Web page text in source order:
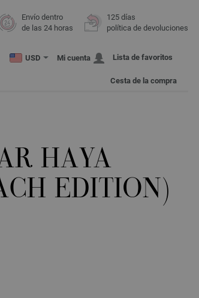
Envío dentro
de las 24 horas
125 días
política de devoluciones
USD Mi cuenta Lista de favoritos
Cesta de la compra
HAYA
EDITION)